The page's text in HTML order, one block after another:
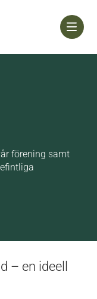
förening samt
– en ideell